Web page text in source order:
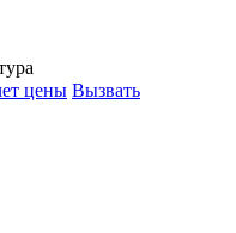
цены Вызвать